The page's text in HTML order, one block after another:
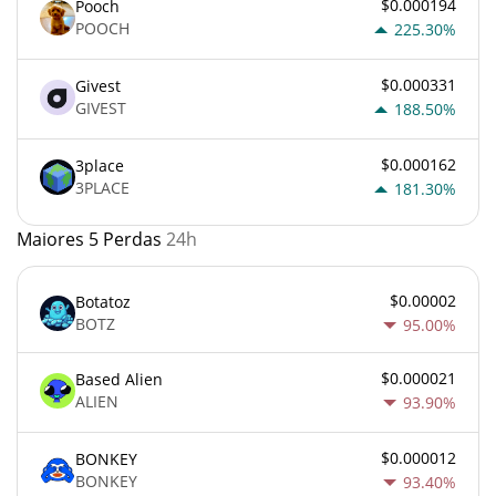
Pooch
POOCH
$0.000194
225.30%
Givest
GIVEST
$0.000331
188.50%
3place
3PLACE
$0.000162
181.30%
Maiores 5 Perdas 24h
Botatoz
BOTZ
$0.00002
95.00%
Based Alien
ALIEN
$0.000021
93.90%
BONKEY
BONKEY
$0.000012
93.40%